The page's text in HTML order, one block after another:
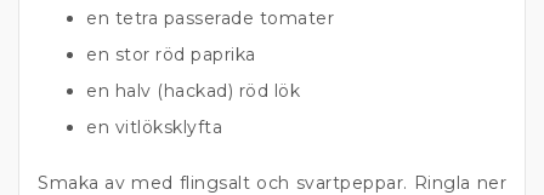
en tetra passerade tomater
en stor röd paprika
en halv (hackad) röd lök
en vitlöksklyfta
Smaka av med flingsalt och svartpeppar. Ringla ner